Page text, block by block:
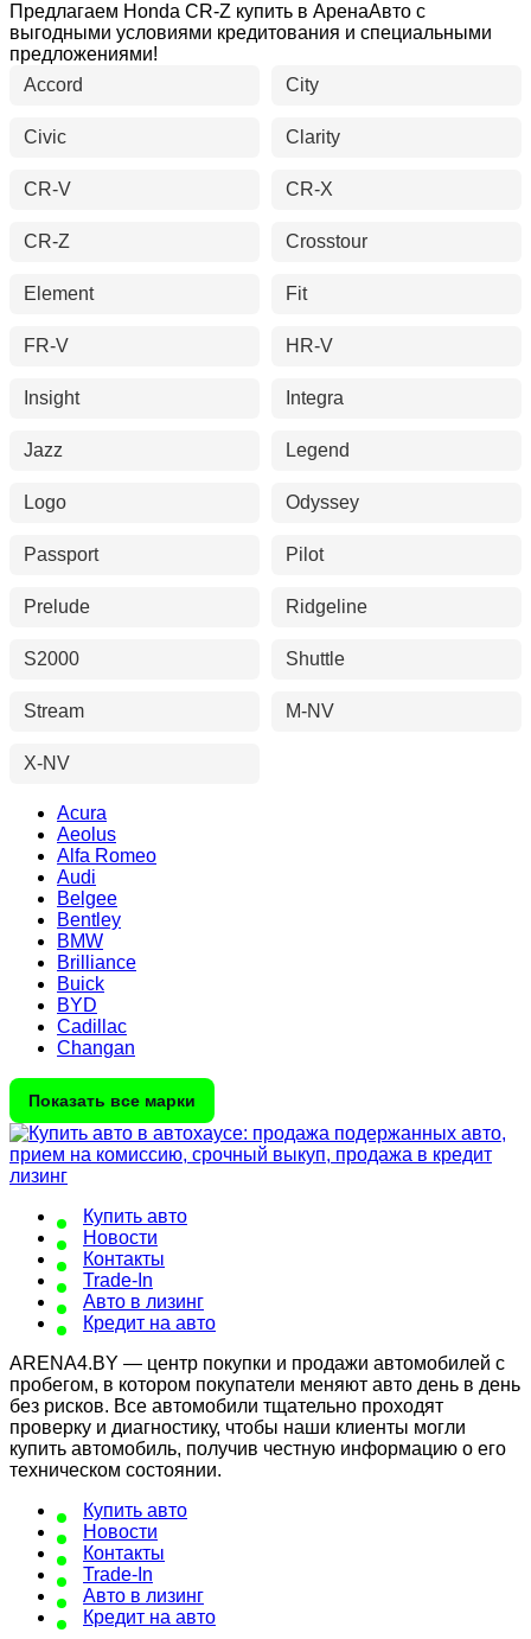
Предлагаем Honda CR-Z купить в АренаАвто с
выгодными условиями кредитования и специальными
предложениями!
Accord
City
Civic Clarity
CR-V CR-X
CR-Z Crosstour
Element Fit
FR-V HR-V
Insight Integra
Jazz Legend
Logo Odyssey
Passport Pilot
Prelude Ridgeline
S2000 Shuttle
Stream M-NV
X-NV
Acura
Aeolus
Alfa Romeo
Audi
Belgee
Bentley
BMW
Brilliance
Buick
BYD
Cadillac
Changan
Показать все марки
Купить авто
Новости
Контакты
Trade-In
Авто в лизинг
Кредит на авто
ARENA4.BY — центр покупки и продажи автомобилей с
пробегом, в котором покупатели меняют авто день в день
без рисков. Все автомобили тщательно проходят
проверку и диагностику, чтобы наши клиенты могли
купить автомобиль, получив честную информацию о его
техническом состоянии.
Купить авто
Новости
Контакты
Trade-In
Авто в лизинг
Кредит на авто